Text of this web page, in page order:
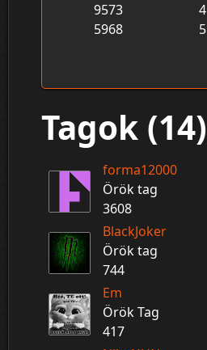
9573
4
5968
5
Tagok (14)
forma12000
Örök tag
3608
BlackJoker
Örök tag
744
Em
Örök Tag
417